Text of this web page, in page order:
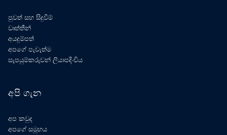
පුවත් සහ සිදුවීම්
වෘත්තීන්
අයදුම්පත්
අපගේ පැවැත්ම
සැපයුම්කරුවන් ලියාපදිංචිය
අපි ගැන
අප කවුද
අපගේ සමූහය